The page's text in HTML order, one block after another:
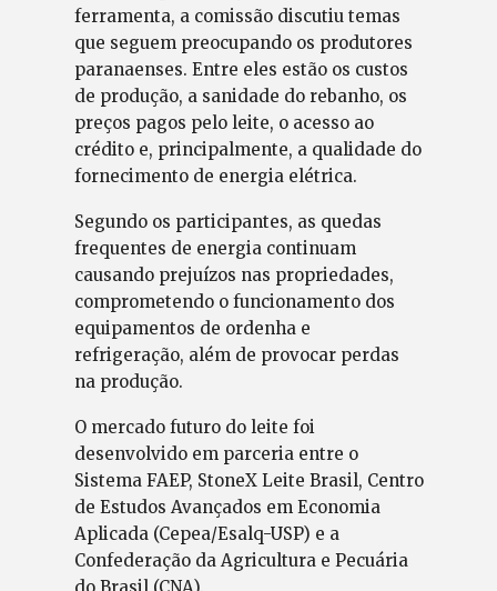
ferramenta, a comissão discutiu temas
que seguem preocupando os produtores
paranaenses. Entre eles estão os custos
de produção, a sanidade do rebanho, os
preços pagos pelo leite, o acesso ao
crédito e, principalmente, a qualidade do
fornecimento de energia elétrica.
Segundo os participantes, as quedas
frequentes de energia continuam
causando prejuízos nas propriedades,
comprometendo o funcionamento dos
equipamentos de ordenha e
refrigeração, além de provocar perdas
na produção.
O mercado futuro do leite foi
desenvolvido em parceria entre o
Sistema FAEP, StoneX Leite Brasil, Centro
de Estudos Avançados em Economia
Aplicada (Cepea/Esalq-USP) e a
Confederação da Agricultura e Pecuária